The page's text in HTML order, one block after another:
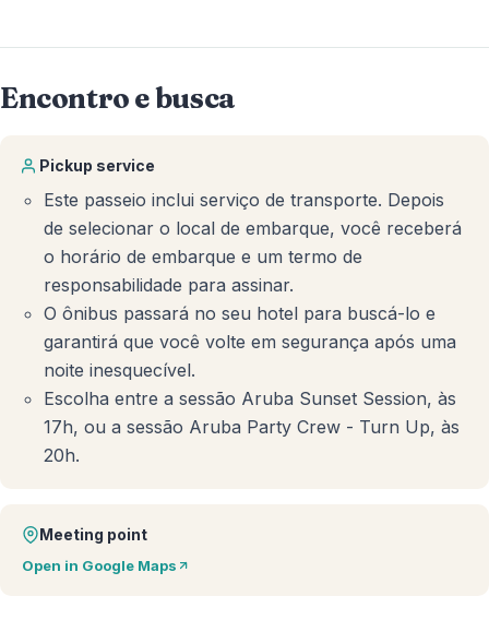
Encontro e busca
Pickup service
Este passeio inclui serviço de transporte. Depois
de selecionar o local de embarque, você receberá
o horário de embarque e um termo de
responsabilidade para assinar.
O ônibus passará no seu hotel para buscá-lo e
garantirá que você volte em segurança após uma
noite inesquecível.
Escolha entre a sessão Aruba Sunset Session, às
17h, ou a sessão Aruba Party Crew - Turn Up, às
20h.
Meeting point
Open in Google Maps